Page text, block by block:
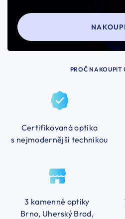
PROČ NAKOUPIT
Certifikovaná optika
s nejmodernější technikou
3 kamenné optiky
Brno, Uherský Brod,